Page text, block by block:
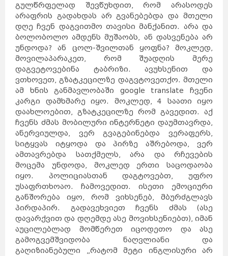
გულწრფელად შევწუხდით, რომ არასოდეს
არაფრის გადახდას არ გვანებებდა და მთელი
დღე ჩვენ დაგვითმო თავისი მანქანით. არა და
ბოლობოლო ამდენს მუშაობს, ან დასვენება არ
უნდოდა? ან ცოლ-შვილთან ყოფნა? მოკლედ,
მოვილაპარაკეთ, რომ შუადღის მერე
დაგვეტოვებინა ტაბრიზი. ავუხსენით და
ვთხოვეთ, გზატკეცილზე დაგვტოვეთქო. მთელი
ამ ხნის განმავლობაში google translate ჩვენი
კარგი დამხმარე იყო. მოკლედ, 4 საათი იყო
დაახლოებით, გზატკეცილზე რომ გავედით. აქ
ჩვენს ძმას მობილური ინტერნეტი დაუმთავრდა,
ანერვიულდა, ვერ გვაგებინებდა ვერაფერს,
სიტყვას იტყოდა და პირზე აშრებოდა, ვერ
ამთავრებდა სათქმელს, არა და რჩევების
მოცემა უნდოდა, მოკლედ ერთი საცოდაობა
იყო. პოლიციასთან დაგტოვებთ, უფრო
უსაფრთხოაო. ჩამოვედით. ისეთი ემოციური
განშორება იყო, რომ ვიხსენებ, მბურძგლავს
პირდაპირ. გადავეხვიეთ ჩვენს ძმას (ასე
დავარქვით და დღემდე ასე მოვიხსენიებთ), იმან
აუცილებლად მომწერეთ იცოდეთო და ასე
გამოგვემშვიდობა ნაღვლიანი და
გაღიზიანებული „რატომ მეტი ინგლისური არ